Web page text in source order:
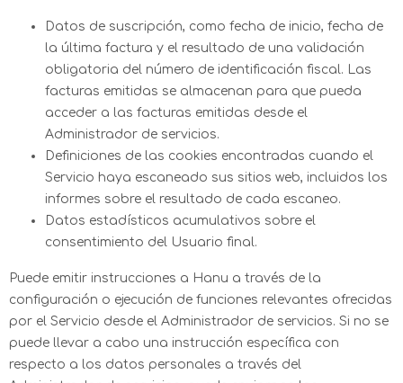
Datos de suscripción, como fecha de inicio, fecha de
la última factura y el resultado de una validación
obligatoria del número de identificación fiscal. Las
facturas emitidas se almacenan para que pueda
acceder a las facturas emitidas desde el
Administrador de servicios.
Definiciones de las cookies encontradas cuando el
Servicio haya escaneado sus sitios web, incluidos los
informes sobre el resultado de cada escaneo.
Datos estadísticos acumulativos sobre el
consentimiento del Usuario final.
Puede emitir instrucciones a Hanu a través de la
configuración o ejecución de funciones relevantes ofrecidas
por el Servicio desde el Administrador de servicios. Si no se
puede llevar a cabo una instrucción específica con
respecto a los datos personales a través del